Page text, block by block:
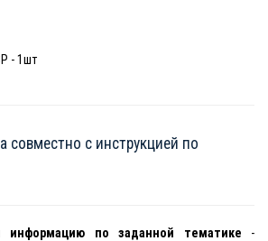
- 1шт
совместно с инструкцией по
по заданной тематике -